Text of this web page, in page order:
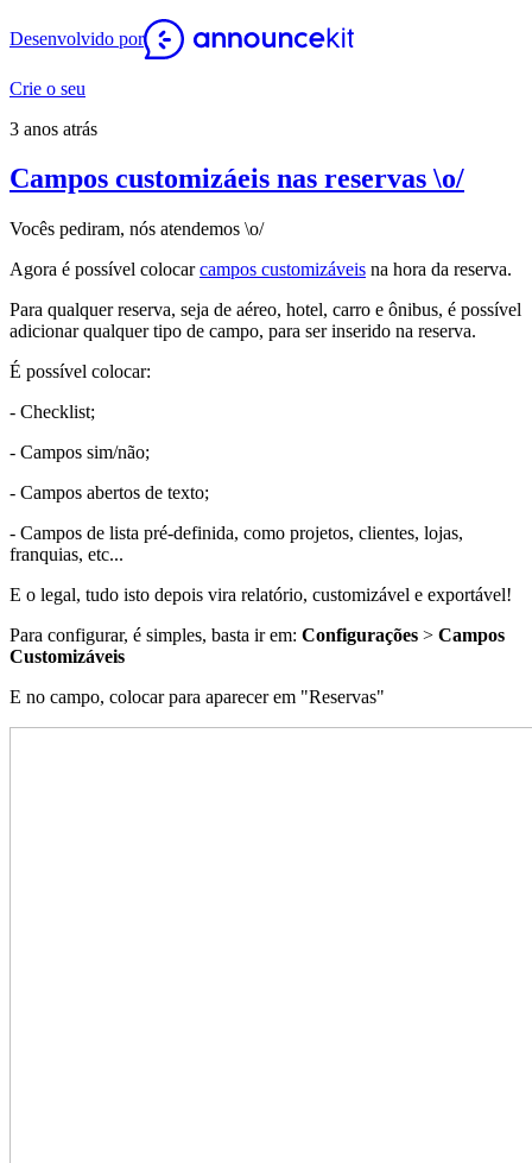
Desenvolvido por
Crie o seu
3 anos atrás
Campos customizáeis nas reservas \o/
Vocês pediram, nós atendemos \o/
Agora é possível colocarcampos customizáveis na hora da reserva.
Para qualquer reserva, seja de aéreo, hotel, carro e ônibus, é possível
adicionar qualquer tipo de campo, para ser inserido na reserva.
É possível colocar:
- Checklist;
- Campos sim/não;
- Campos abertos de texto;
- Campos de lista pré-definida, como projetos, clientes, lojas,
franquias, etc...
E o legal, tudo isto depois vira relatório, customizável e exportável!
Para configurar, é simples, basta ir em: Configurações > Campos
Customizáveis
E no campo, colocar para aparecer em "Reservas"